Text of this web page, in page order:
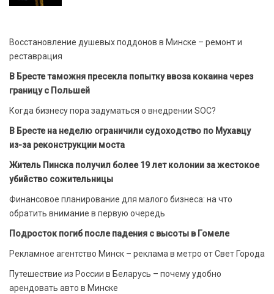
Восстановление душевых поддонов в Минске – ремонт и
реставрация
В Бресте таможня пресекла попытку ввоза кокаина через
границу с Польшей
Когда бизнесу пора задуматься о внедрении SOC?
В Бресте на неделю ограничили судоходство по Мухавцу
из-за реконструкции моста
Житель Пинска получил более 19 лет колонии за жестокое
убийство сожительницы
Финансовое планирование для малого бизнеса: на что
обратить внимание в первую очередь
Подросток погиб после падения с высоты в Гомеле
Рекламное агентство Минск – реклама в метро от Свет Города
Путешествие из России в Беларусь – почему удобно
арендовать авто в Минске